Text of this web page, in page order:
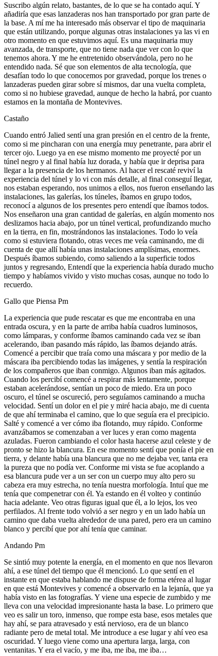
Suscribo algún relato, bastantes, de lo que se ha contado aquí. Y
añadiría que esas lanzaderas nos han transportado por gran parte de
la base. A mí me ha interesado más observar el tipo de maquinaria
que están utilizando, porque algunas otras instalaciones ya las vi en
otro momento en que estuvimos aquí. Es una maquinaria muy
avanzada, de transporte, que no tiene nada que ver con lo que
tenemos ahora. Y me he entretenido observándola, pero no he
entendido nada. Sé que son elementos de alta tecnología, que
desafían todo lo que conocemos por gravedad, porque los trenes o
lanzaderas pueden girar sobre sí mismos, dar una vuelta completa,
como si no hubiese gravedad, aunque de hecho la habrá, por cuanto
estamos en la montaña de Montevives.
Castaño
Cuando entró Jalied sentí una gran presión en el centro de la frente,
como si me pincharan con una energía muy penetrante, para abrir el
tercer ojo. Luego ya en ese mismo momento me proyecté por un
túnel negro y al final había luz dorada, y había que ir deprisa para
llegar a la presencia de los hermanos. Al hacer el rescaté reviví la
experiencia del túnel y lo vi con más detalle, al final conseguí llegar,
nos estaban esperando, nos unimos a ellos, nos fueron enseñando las
instalaciones, las galerías, los túneles, íbamos en grupo todos,
reconocí a algunos de los presentes pero entendí que íbamos todos.
Nos enseñaron una gran cantidad de galerías, en algún momento nos
deslizamos hacia abajo, por un túnel vertical, profundizando mucho
en la tierra, en fin, mostrándonos las instalaciones. Todo lo veía
como si estuviera flotando, otras veces me veía caminando, me di
cuenta de que allí había unas instalaciones amplísimas, enormes.
Después íbamos subiendo, como saliendo a la superficie todos
juntos y regresando, Entendí que la experiencia había durado mucho
tiempo y habíamos vivido y visto muchas cosas, aunque no todo lo
recuerdo.
Gallo que Piensa Pm
La experiencia que pude rescatar es que me encontraba en una
entrada oscura, y en la parte de arriba había cuadros luminosos,
como lámparas, y conforme íbamos caminando cada vez se iban
acelerando, iban pasando más rápido, las íbamos dejando atrás.
Comencé a percibir que traía como una máscara y por medio de la
máscara iba percibiendo todas las imágenes, y sentía la respiración
de los compañeros que iban conmigo. Algunos iban más agitados.
Cuando los percibí comencé a respirar más lentamente, porque
estaban acelerándose, sentían un poco de miedo. Era un poco
oscuro, el túnel se oscureció, pero seguíamos caminando a mucha
velocidad. Sentí un dolor en el pie y miré hacia abajo, me di cuenta
de que ahí terminaba el camino, que lo que seguía era el precipicio.
Salté y comencé a ver cómo iba flotando, muy rápido. Conforme
avanzábamos se comenzaban a ver luces y eran como magenta
azuladas. Fueron cambiando el color hasta hacerse azul celeste y de
pronto se hizo la blancura. En ese momento sentí que ponía el pie en
tierra, y delante había una blancura que no me dejaba ver, tanta era
la pureza que no podía ver. Conforme mi vista se fue acoplando a
esa blancura pude ver a un ser con un cuerpo muy alto pero su
cabeza era muy estrecha, no tenía nuestra morfología. Intuí que me
tenía que compenetrar con él. Ya estando en él volteo y continúo
hacia adelante. Veo otras figuras igual que él, a lo lejos, los veo
perfilados. Al frente todo volvió a ser negro y en un lado había un
camino que daba vuelta alrededor de una pared, pero era un camino
blanco y percibí que por ahí tenía que caminar.
Andando Pm
Se sintió muy potente la energía, en el momento en que nos llevaron
ahí, a ese túnel del tiempo que él mencionó. Lo que sentí en el
instante en que estaba hablando me dispuse de forma etérea al lugar
en que está Montevives y comencé a observarlo en la lejanía, que ya
había visto en las fotografías. Y viene una especie de zumbido y me
lleva con una velocidad impresionante hasta la base. Lo primero que
veo es salir un toro, inmenso, que rompe esta base, esos metales que
hay ahí, se para atravesado y está nervioso, era de un blanco
radiante pero de metal total. Me introduce a ese lugar y ahí veo esa
oscuridad. Y luego viene como una apertura larga, larga, con
ventanitas. Y era el vacío, y me iba, me iba, me iba…